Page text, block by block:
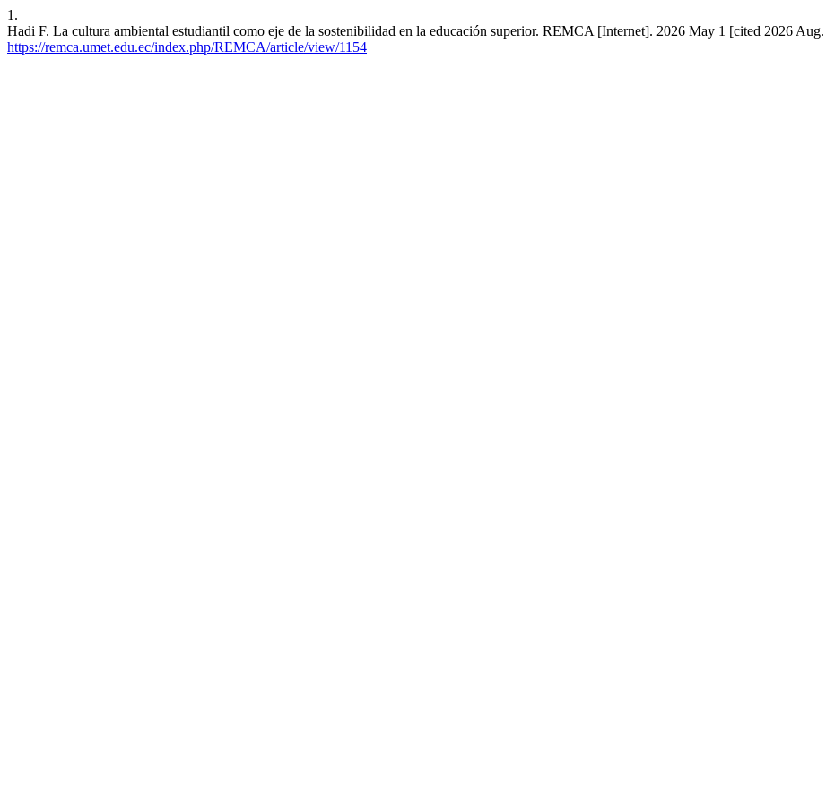
1.
Hadi F. La cultura ambiental estudiantil como eje de la sostenibilidad en la educación superior. REMCA [Internet]. 2026 May 1 [cited 2026
https://remca.umet.edu.ec/index.php/REMCA/article/view/1154